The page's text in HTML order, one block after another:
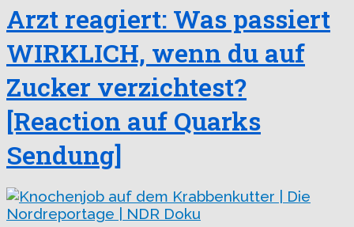
Arzt reagiert: Was passiert
WIRKLICH, wenn du auf
Zucker verzichtest?
[Reaction auf Quarks
Sendung]